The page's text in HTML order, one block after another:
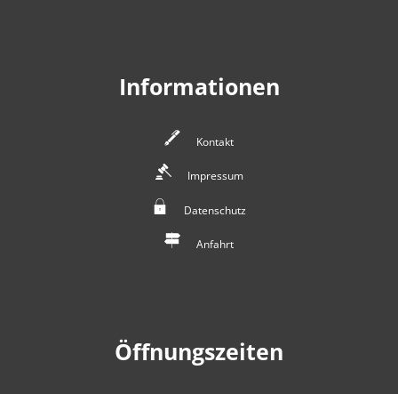
Informationen
Kontakt
Impressum
Datenschutz
Anfahrt
Öffnungszeiten